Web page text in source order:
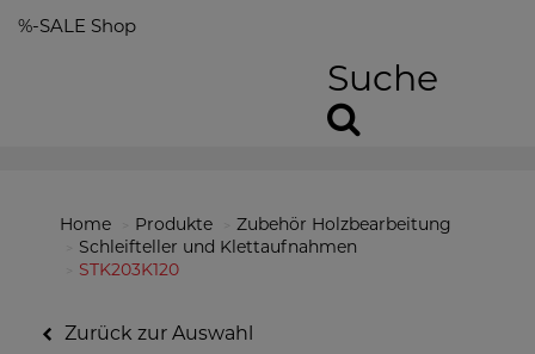
%-SALE Shop
Suche
Home Produkte
Zubehör Holzbearbeitung
Schleifteller und Klettaufnahmen
STK203K120
Zurück zur Auswahl